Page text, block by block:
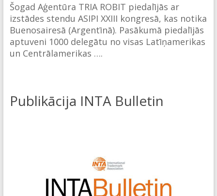
Šogad Aģentūra TRIA ROBIT piedalījās ar
izstādes stendu ASIPI XXIII kongresā, kas notika
Buenosairesā (Argentīnā). Pasākumā piedalījās
aptuveni 1000 delegātu no visas Latīņamerikas
un Centrālamerikas ….
Publikācija INTA Bulletin